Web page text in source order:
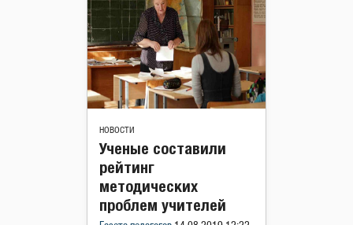
НОВОСТИ
Ученые составили
рейтинг
методических
проблем учителей